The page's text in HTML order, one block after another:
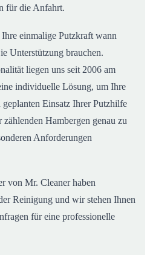
für die Anfahrt.
einmalige Putzkraft wann
Unterstützung brauchen.
liegen uns seit 2006 am
individuelle Lösung, um Ihre
Einsatz Ihrer Putzhilfe
Hambergen genau zu
Anforderungen
von Mr. Cleaner haben
Reinigung und wir stehen Ihnen
für eine professionelle